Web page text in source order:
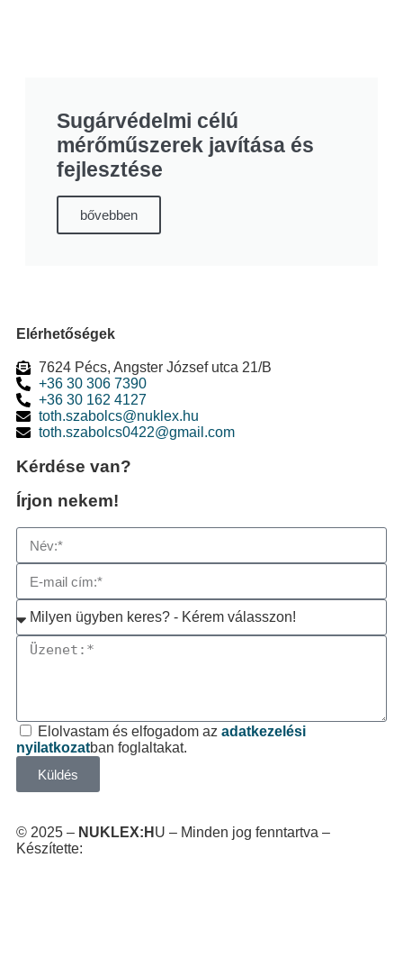
Sugárvédelmi célú
mérőműszerek javítása és
fejlesztése
bővebben
Elérhetőségek
7624 Pécs, Angster József utca 21/B
+36 30 306 7390
+36 30 162 4127
toth.szabolcs@nuklex.hu
toth.szabolcs0422@gmail.com
Kérdése van?
Írjon nekem!
Elolvastam és elfogadom az adatkezelési
nyilatkozatban foglaltakat.
Küldés
© 2025 – NUKLEX:H U – Minden jog fenntartva –
Készítette: